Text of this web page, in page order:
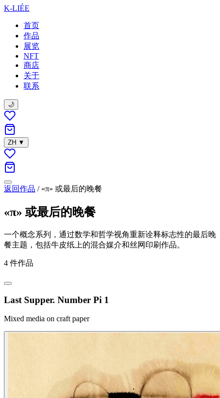
K-LIÉE
首页
作品
展览
NFT
商店
关于
联系
🌙
ZH ▼
返回作品 / «π» 或最后的晚餐
«π» 或最后的晚餐
一个概念系列，通过数学和哲学视角重新诠释标志性的最后晚
餐主题，包括牛皮纸上的混合媒介和丝网印刷作品。
4 件作品
Last Supper. Number Pi 1
Mixed media on craft paper